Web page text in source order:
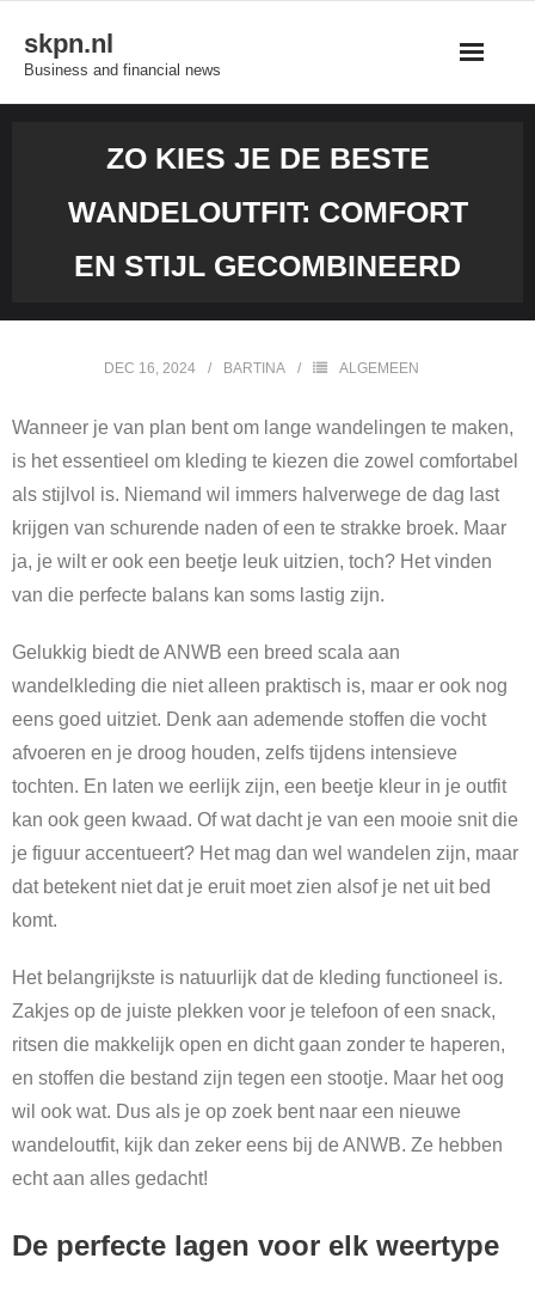
content
skpn.nl
Business and financial news
ZO KIES JE DE BESTE
WANDELOUTFIT: COMFORT
EN STIJL GECOMBINEERD
DEC 16, 2024 BARTINA ALGEMEEN
Wanneer je van plan bent om lange wandelingen te maken,
is het essentieel om kleding te kiezen die zowel comfortabel
als stijlvol is. Niemand wil immers halverwege de dag last
krijgen van schurende naden of een te strakke broek. Maar
ja, je wilt er ook een beetje leuk uitzien, toch? Het vinden
van die perfecte balans kan soms lastig zijn.
Gelukkig biedt de ANWB een breed scala aan
wandelkleding die niet alleen praktisch is, maar er ook nog
eens goed uitziet. Denk aan ademende stoffen die vocht
afvoeren en je droog houden, zelfs tijdens intensieve
tochten. En laten we eerlijk zijn, een beetje kleur in je outfit
kan ook geen kwaad. Of wat dacht je van een mooie snit die
je figuur accentueert? Het mag dan wel wandelen zijn, maar
dat betekent niet dat je eruit moet zien alsof je net uit bed
komt.
Het belangrijkste is natuurlijk dat de kleding functioneel is.
Zakjes op de juiste plekken voor je telefoon of een snack,
ritsen die makkelijk open en dicht gaan zonder te haperen,
en stoffen die bestand zijn tegen een stootje. Maar het oog
wil ook wat. Dus als je op zoek bent naar een nieuwe
wandeloutfit, kijk dan zeker eens bij de ANWB. Ze hebben
echt aan alles gedacht!
De perfecte lagen voor elk weertype